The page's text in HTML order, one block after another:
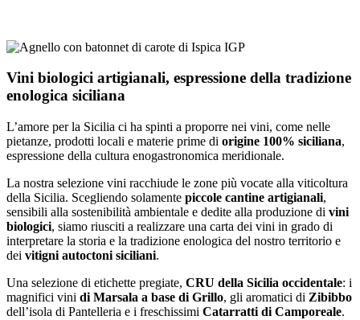
Vini biologici artigianali, espressione della tradizione
enologica siciliana
L’amore per la Sicilia ci ha spinti a proporre nei vini, come nelle
pietanze, prodotti locali e materie prime di origine 100% siciliana,
espressione della cultura enogastronomica meridionale.
La nostra selezione vini racchiude le zone più vocate alla viticoltura
della Sicilia. Scegliendo solamente piccole cantine artigianali,
sensibili alla sostenibilità ambientale e dedite alla produzione di vini
biologici, siamo riusciti a realizzare una carta dei vini in grado di
interpretare la storia e la tradizione enologica del nostro territorio e
dei vitigni autoctoni siciliani.
Una selezione di etichette pregiate, CRU della Sicilia occidentale: i
magnifici vini di Marsala a base di Grillo, gli aromatici di Zibibbo
dell’isola di Pantelleria e i freschissimi Catarratti di Camporeale.